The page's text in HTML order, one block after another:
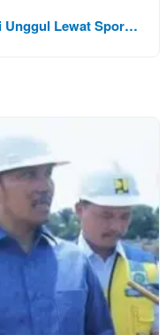
Unggul Lewat Spor…